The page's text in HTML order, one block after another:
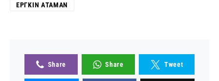
ΕΡΓΚΊΝ ΑΤΑΜΆΝ
Share Share Tweet